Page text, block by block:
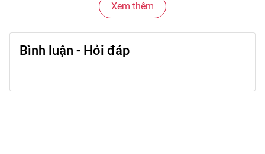
• Giảm bã nhờn, hạn chế bóng dầu ở vùng chữ T.
• Giữ lớp makeup ổn định trong thời gian dài.
• Thiết kế nhỏ gọn, dễ thao tác và mang theo khi di chuyển.
Xem thêm
Bình luận - Hỏi đáp